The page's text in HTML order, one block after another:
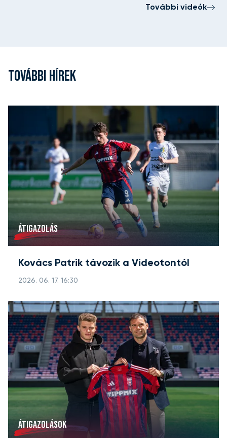
További videók
TOVÁBBI HÍREK
ÁTIGAZOLÁS
Kovács Patrik távozik a Videotontól
2026. 06. 17. 16:30
ÁTIGAZOLÁSOK